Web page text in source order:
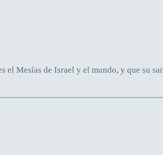
el Mesías de Israel y el mundo, y que su